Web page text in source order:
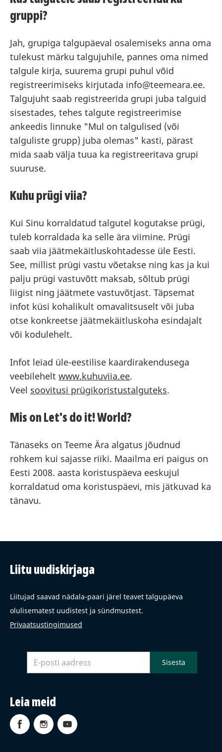
gruppi?
Jah, grupiga talgupäeval osalemiseks anna oma
tulekust märku talgujuhile, pannes oma nimed
talgule kirja, suurema grupi puhul võid
registreerimiseks kirjutada info@teemeara.ee.
Talgujuht saab registreerida grupi juba talguid
sisestades, tehes talgute registreerimise
ankeedis linnuke "Mul on talgulised (või
talguliste grupp) juba olemas" kasti, pärast
mida saab välja tuua ka registreeritava grupi
suuruse.
Kuhu prügi viia?
Kui Sinu korraldatud talgutel kogutakse prügi,
tuleb korraldada ka selle ära viimine. Prügi
saab viia jäätmekäitluskohtadesse üle Eesti.
See, millist prügi vastu võetakse ning kas ja kui
palju prügi vastuvõtt maksab, sõltub prügi
liigist ning jäätmete vastuvõtjast. Täpsemat
infot küsi kohalikult omavalitsuselt või juba
otse konkreetse jäätmekäitluskoha esindajalt
või kodulehelt.
Infot leiad üle-eestilise kaardirakendusega
veebilehelt www.kuhuviia.ee.
Veel soovitusi prügikoristustalguteks.
Mis on Let's do it! World?
Tänaseks on Teeme Ära algatus jõudnud
rohkem kui sajasse riiki. Maailma eri paigus on
Eesti 2008. aasta koristuspäeva eeskujul
korraldatud oma koristuspäevi, mis jätkuvad ka
tänavu.
Liitu uudiskirjaga
Liitujad saavad nädala-paari järel teavet talgupäeva
olulisematest uudistest ja sündmustest.
Privaatsustingimused
Leia meid